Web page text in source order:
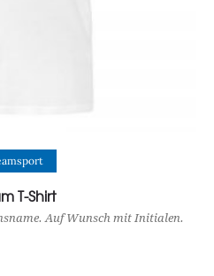
Product
T-Shirt
Auf Wunsch mit Initialen.